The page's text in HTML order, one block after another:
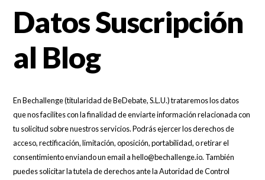
Datos Suscripción
al Blog
En Bechallenge (titularidad de BeDebate, S.L.U.) trataremos los datos
que nos facilites con la finalidad de enviarte información relacionada con
tu solicitud sobre nuestros servicios. Podrás ejercer los derechos de
acceso, rectificación, limitación, oposición, portabilidad, o retirar el
consentimiento enviando un email a hello@bechallenge.io. También
puedes solicitar la tutela de derechos ante la Autoridad de Control